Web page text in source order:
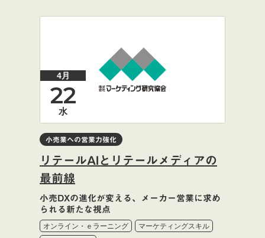
4月
22
水
小売業への営業力強化
リテールAIとリテールメディアの
最前線
小売DXの進化が変える、メーカー営業に求め
られる新たな視点
オンライン・ｅラーニング
マーケティングスキル